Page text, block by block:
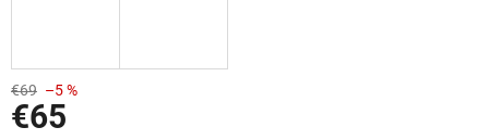
€69 –5 %
€65